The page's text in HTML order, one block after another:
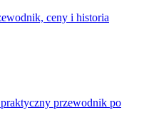
ceny i historia
przewodnik po